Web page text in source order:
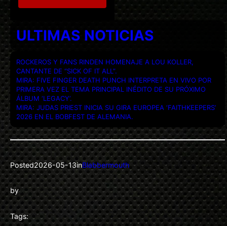
ULTIMAS NOTICIAS
ROCKEROS Y FANS RINDEN HOMENAJE A LOU KOLLER,
CANTANTE DE “SICK OF IT ALL”.
MIRA: FIVE FINGER DEATH PUNCH INTERPRETA EN VIVO POR
PRIMERA VEZ EL TEMA PRINCIPAL INÉDITO DE SU PRÓXIMO
ÁLBUM ‘LEGACY’.
MIRA: JUDAS PRIEST INICIA SU GIRA EUROPEA ‘FAITHKEEPERS’
2026 EN EL BOBFEST DE ALEMANIA.
Posted2026-05-13inBlabbermouth
by
Tags: